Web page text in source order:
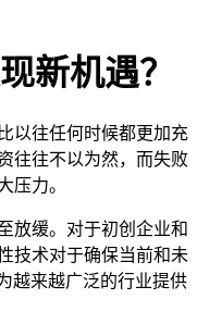
新机遇？
以往任何时候都更加充
往往不以为然，而失败
压力。
放缓。对于初创企业和
技术对于确保当前和未
越来越广泛的行业提供